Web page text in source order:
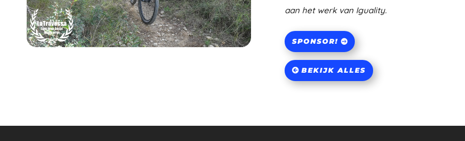
aan het werk van Iguality.
SPONSOR!
BEKIJK ALLES